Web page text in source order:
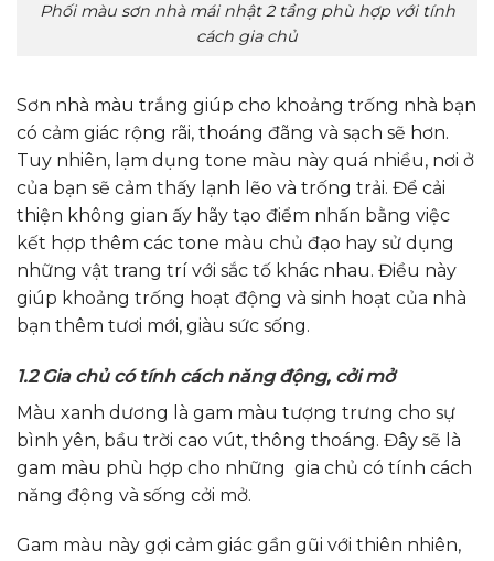
Phối màu sơn nhà mái nhật 2 tầng phù hợp với tính
cách gia chủ
Sơn nhà màu trắng giúp cho khoảng trống nhà bạn
có cảm giác rộng rãi, thoáng đãng và sạch sẽ hơn.
Tuy nhiên, lạm dụng tone màu này quá nhiều, nơi ở
của bạn sẽ cảm thấy lạnh lẽo và trống trải. Để cải
thiện không gian ấy hãy tạo điểm nhấn bằng việc
kết hợp thêm các tone màu chủ đạo hay sử dụng
những vật trang trí với sắc tố khác nhau. Điều này
giúp khoảng trống hoạt động và sinh hoạt của nhà
bạn thêm tươi mới, giàu sức sống.
1.2 Gia chủ có tính cách năng động, cởi mở
Màu xanh dương là gam màu tượng trưng cho sự
bình yên, bầu trời cao vút, thông thoáng. Đây sẽ là
gam màu phù hợp cho những gia chủ có tính cách
năng động và sống cởi mở.
Gam màu này gợi cảm giác gần gũi với thiên nhiên,